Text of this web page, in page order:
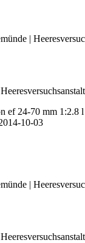
ef 24-70 mm 1:2.8
10-03